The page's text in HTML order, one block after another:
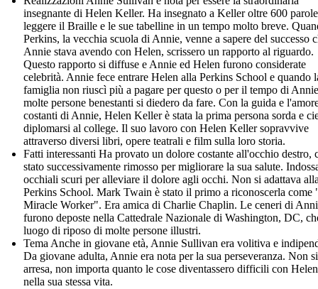
insegnante di Helen Keller. Ha insegnato a Keller oltre 600
leggere il Braille e le sue tabelline in un tempo molto breve.
Perkins, la vecchia scuola di Annie, venne a sapere del successo
Annie stava avendo con Helen, scrissero un rapporto al riguardo.
Questo rapporto si diffuse e Annie ed Helen furono considerate
celebrità. Annie fece entrare Helen alla Perkins School e quando
famiglia non riuscì più a pagare per questo o per il tempo di
molte persone benestanti si diedero da fare. Con la guida e
costanti di Annie, Helen Keller è stata la prima persona sorda e
diplomarsi al college. Il suo lavoro con Helen Keller sopravvive
attraverso diversi libri, opere teatrali e film sulla loro storia.
Fatti interessanti Ha provato un dolore costante all'occhio destro,
stato successivamente rimosso per migliorare la sua salute.
occhiali scuri per alleviare il dolore agli occhi. Non si adattava
Perkins School. Mark Twain è stato il primo a riconoscerla come
Miracle Worker". Era amica di Charlie Chaplin. Le ceneri di
furono deposte nella Cattedrale Nazionale di Washington, DC,
luogo di riposo di molte persone illustri.
Tema Anche in giovane età, Annie Sullivan era volitiva e
Da giovane adulta, Annie era nota per la sua perseveranza. Non
arresa, non importa quanto le cose diventassero difficili con
nella sua stessa vita.